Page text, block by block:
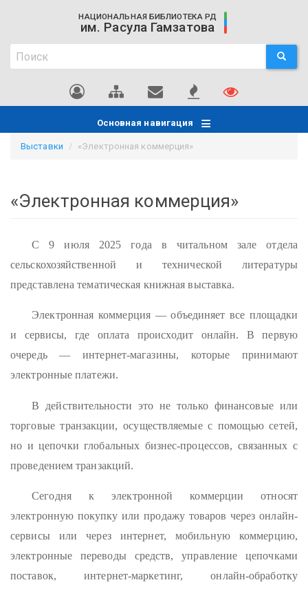
содержанию
НАЦИОНАЛЬНАЯ БИБЛИОТЕКА РД
им. Расула Гамзатова
Поиск
Поиск ПОИСК
Основная навигация
Выставки «Электронная коммерция»
«Электронная коммерция»
С 9 июля 2025 года в читальном зале отдела
сельскохозяйственной и технической литературы
представлена тематическая книжная выставка.
Электронная коммерция — объединяет все площадки
и сервисы, где оплата происходит онлайн. В первую
очередь — интернет-магазины, которые принимают
электронные платежи.
В действительности это не только финансовые или
торговые транзакции, осуществляемые с помощью сетей,
но и цепочки глобальных бизнес-процессов, связанных с
проведением транзакций.
Сегодня к электронной коммерции относят
электронную покупку или продажу товаров через онлайн-
сервисы или через интернет, мобильную коммерцию,
электронные переводы средств, управление цепочками
поставок, интернет-маркетинг, онлайн-обработку